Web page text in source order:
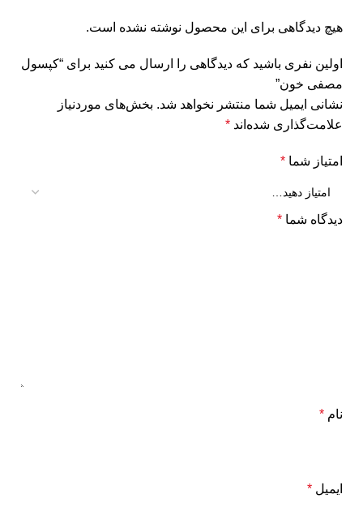
هیچ دیدگاهی برای این محصول نوشته نشده است.
اولین نفری باشید که دیدگاهی را ارسال می کنید برای “کپسول
مصفی خون”
نشانی ایمیل شما منتشر نخواهد شد. بخش‌های موردنیاز
علامت‌گذاری شده‌اند *
امتیاز شما *
دیدگاه شما *
نام *
ایمیل *